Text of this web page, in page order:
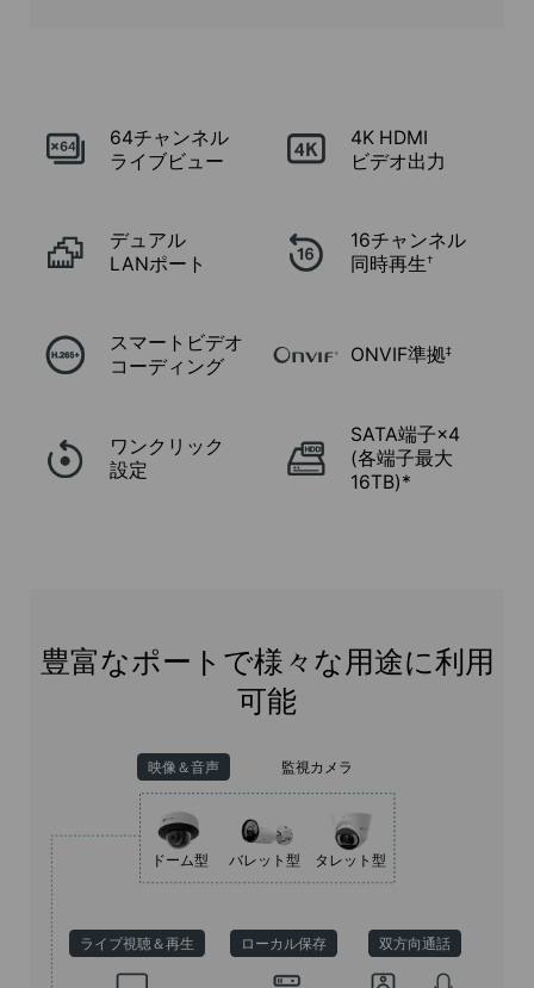
64チャンネル
ライブビュー
4K HDMI
ビデオ出力
デュアル
LANポート
16チャンネル
同時再生†
スマートビデオ
コーディング
ONVIF準拠‡
ワンクリック
設定
SATA端子×4
(各端子最大
16TB)*
豊富なポートで様々な用途に利用
可能
監視カメラ
タレット型
バレット型
ドーム型
映像＆音声
ライブ視聴＆再生 ローカル保存 双方向通話